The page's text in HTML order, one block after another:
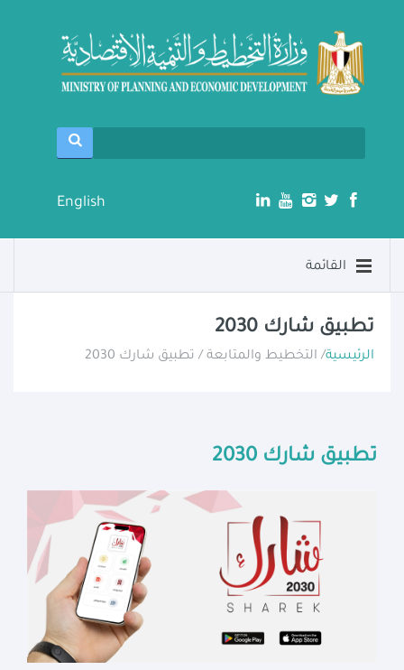
English
القائمة
تطبيق شارك 2030
الرئيسية/ التخطيط والمتابعة / تطبيق شارك 2030
تطبيق شارك 2030